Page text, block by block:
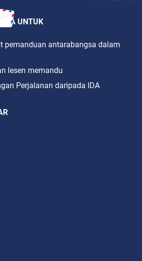
UNTUK
pemanduan antarabangsa dalam
lesen memandu
Perjalanan daripada IDA